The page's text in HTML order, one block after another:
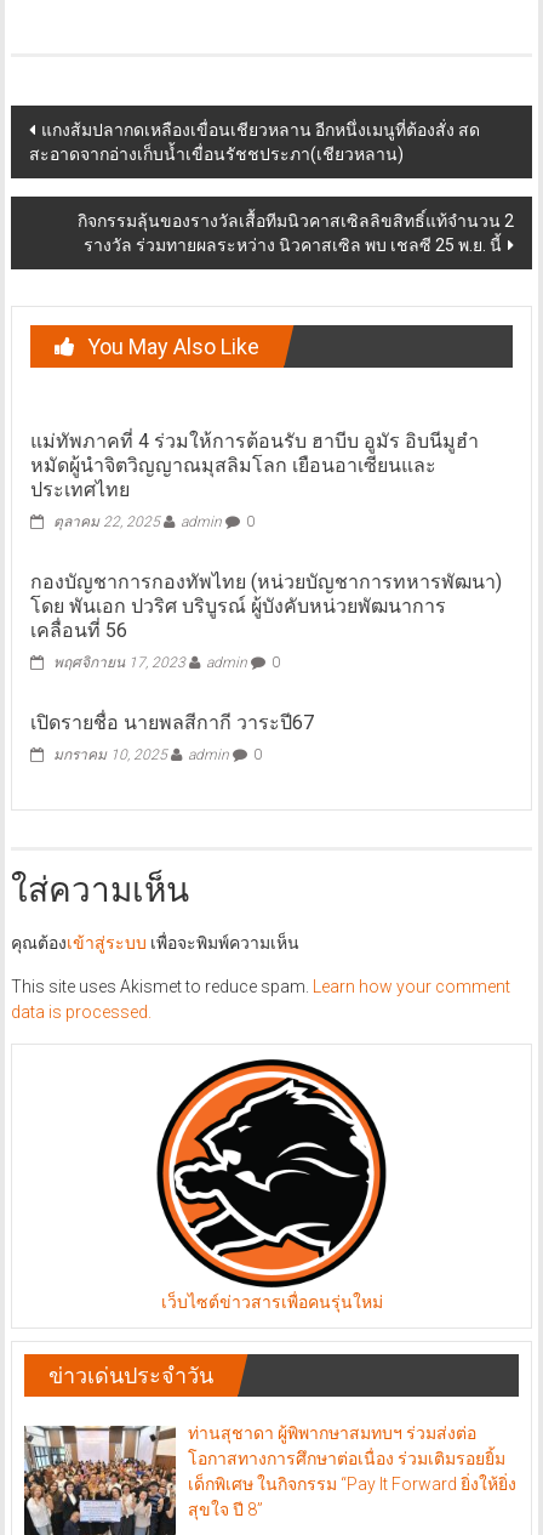
Post
navigation
แกงส้มปลากดเหลืองเขื่อนเชียวหลาน อีกหนึ่งเมนูที่ต้องสั่ง สด
สะอาดจากอ่างเก็บน้ำเขื่อนรัชชประภา(เชียวหลาน)
กิจกรรมลุ้นของรางวัลเสื้อทีมนิวคาสเซิลลิขสิทธิ์แท้จำนวน 2
รางวัล ร่วมทายผลระหว่าง นิวคาสเซิล พบ เชลซี 25 พ.ย. นี้
You May Also Like
แม่ทัพภาคที่ 4 ร่วมให้การต้อนรับ ฮาบีบ อูมัร อิบนีมูฮำ
หมัดผู้นำจิตวิญญาณมุสลิมโลก เยือนอาเซียนและ
ประเทศไทย
ตุลาคม 22, 2025 admin 0
กองบัญชาการกองทัพไทย (หน่วยบัญชาการทหารพัฒนา)
โดย พันเอก ปวริศ บริบูรณ์ ผู้บังคับหน่วยพัฒนาการ
เคลื่อนที่ 56
พฤศจิกายน 17, 2023 admin 0
เปิดรายชื่อ นายพลสีกากี วาระปี67
มกราคม 10, 2025 admin 0
ใส่ความเห็น
คุณต้องเข้าสู่ระบบ เพื่อจะพิมพ์ความเห็น
This site uses Akismet to reduce spam.
Learn how your comment
data is processed.
เว็บไซต์ข่าวสารเพื่อคนรุ่นใหม่
ข่าวเด่นประจำวัน
ท่านสุชาดา ผู้พิพากษาสมทบฯ ร่วมส่งต่อ
โอกาสทางการศึกษาต่อเนื่อง ร่วมเติมรอยยิ้ม
เด็กพิเศษ ในกิจกรรม “Pay It Forward ยิ่งให้ยิ่ง
สุขใจ ปี 8”